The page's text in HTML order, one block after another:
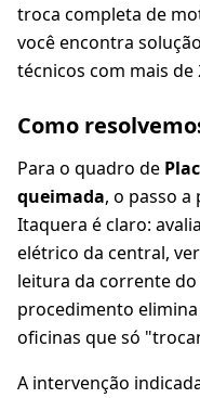
troca completa de
você encontra
técnicos com mais de
Como
Para o quadro de
queimada, o passo a
Itaquera é claro:
elétrico da central,
leitura da corrente
procedimento
oficinas que só
A intervenção